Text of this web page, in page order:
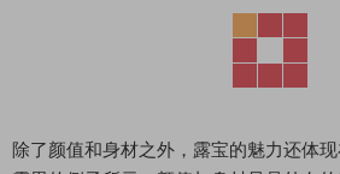
除了颜值和身材之外，露宝的魅力还体